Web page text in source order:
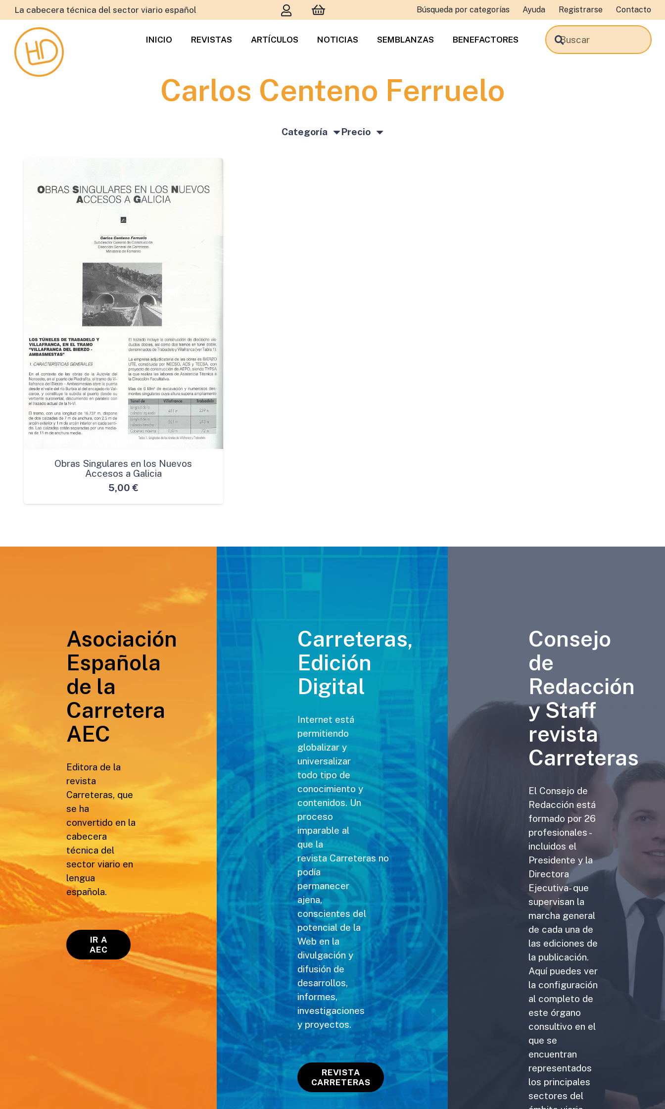
La cabecera técnica del sector viario español Búsqueda por categorías Ayuda Registrarse Contacto
INICIO REVISTAS ARTÍCULOS NOTICIAS SEMBLANZAS BENEFACTORES
Carlos Centeno Ferruelo
Categoría Precio
Obras Singulares en los Nuevos
Accesos a Galicia
5,00 €
Asociación
Española
de la
Carretera
AEC
Editora de la
revista
Carreteras, que
se ha
convertido en la
cabecera
técnica del
sector viario en
lengua
española.
IR A
AEC
Carreteras,
Edición
Digital
Internet está
permitiendo
globalizar y
universalizar
todo tipo de
conocimiento y
contenidos. Un
proceso
imparable al
que la
revista Carreteras no
podía
permanecer
ajena,
conscientes del
potencial de la
Web en la
divulgación y
difusión de
desarrollos,
informes,
investigaciones
y proyectos.
REVISTA
CARRETERAS
Consejo
de
Redacción
y Staff
revista
Carreteras
El Consejo de
Redacción está
formado por 26
profesionales -
incluidos el
Presidente y la
Directora
Ejecutiva- que
supervisan la
marcha general
de cada una de
las ediciones de
la publicación.
Aquí puedes ver
la configuración
al completo de
este órgano
consultivo en el
que se
encuentran
representados
los principales
sectores del